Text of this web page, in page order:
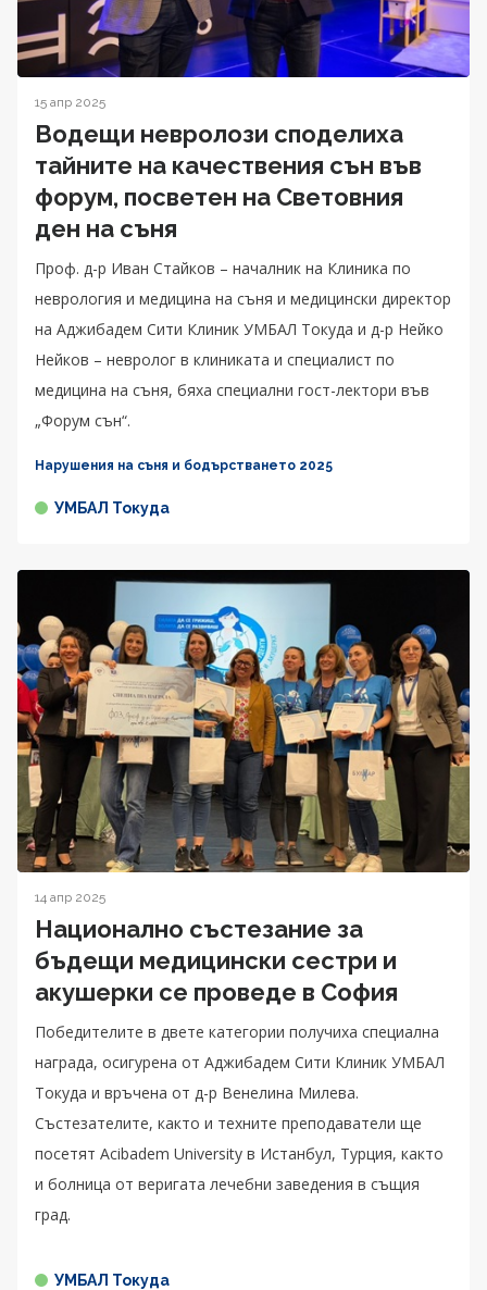
15 апр 2025
Водещи невролози споделиха
тайните на качествения сън във
форум, посветен на Световния
ден на съня
Проф. д-р Иван Стайков – началник на Клиника по
неврология и медицина на съня и медицински директор
на Аджибадем Сити Клиник УМБАЛ Токуда и д-р Нейко
Нейков – невролог в клиниката и специалист по
медицина на съня, бяха специални гост-лектори във
„Форум сън“.
Нарушения на съня и бодърстването 2025
УМБАЛ Токуда
14 апр 2025
Национално състезание за
бъдещи медицински сестри и
акушерки се проведе в София
Победителите в двете категории получиха специална
награда, осигурена от Аджибадем Сити Клиник УМБАЛ
Токуда и връчена от д-р Венелина Милева.
Състезателите, както и техните преподаватели ще
посетят Acibadem University в Истанбул, Турция, както
и болница от веригата лечебни заведения в същия
град.
УМБАЛ Токуда